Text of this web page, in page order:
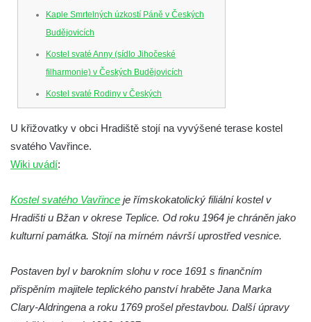
Kaple Smrtelných úzkostí Páně v Českých
Budějovicích
Kostel svaté Anny (sídlo Jihočeské
filharmonie) v Českých Budějovicích
Kostel svaté Rodiny v Českých
Budějovicích
Kostel Obětování Panny Marie u kláštera
dominikánů v Českých Budějovicích
Kostel Všech svatých v Kamenném Újezdě
Kaple na křižovatce ulic Budějovická a
Dělnická v Kamenném Újezdě
Bývalý kostel svatých Filipa a Jakuba na
Kaple na hřbitově ve Velešíně
Márnice na hřbitově ve Velešíně
Kostel svatého Václava ve Velešíně
U křižovatky v obci Hradiště stojí na vyvýšené terase kostel
svatého Vavřince.
Wiki uvádí:
Kostel svatého Vavřince je římskokatolický filiální kostel v
Hradišti u Bžan v okrese Teplice. Od roku 1964 je chráněn jako
kulturní památka. Stojí na mírném návrší uprostřed vesnice.
Postaven byl v barokním slohu v roce 1691 s finančním
přispěním majitele teplického panství hraběte Jana Marka
Clary-Aldringena a roku 1769 prošel přestavbou. Další úpravy